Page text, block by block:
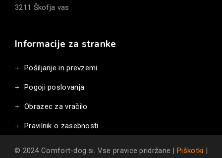
3211 Škofja vas
Informacije za stranke
Pošiljanje in prevzemi
Pogoji poslovanja
Obrazec za vračilo
Pravilnik o zasebnosti
© 2024 Comfort-dog.si. Vse pravice pridržane |Piškotki |